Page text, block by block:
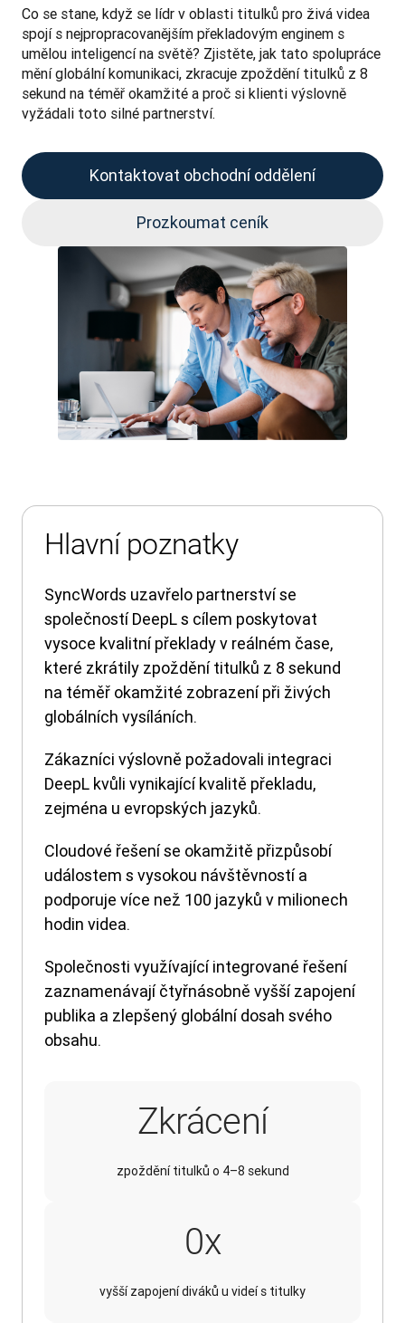
Co se stane, když se lídr v oblasti titulků pro živá videa
spojí s nejpropracovanějším překladovým enginem s
umělou inteligencí na světě? Zjistěte, jak tato spolupráce
mění globální komunikaci, zkracuje zpoždění titulků z 8
sekund na téměř okamžité a proč si klienti výslovně
vyžádali toto silné partnerství.
Kontaktovat obchodní oddělení
Prozkoumat ceník
Hlavní poznatky
SyncWords uzavřelo partnerství se
společností DeepL s cílem poskytovat
vysoce kvalitní překlady v reálném čase,
které zkrátily zpoždění titulků z 8 sekund
na téměř okamžité zobrazení při živých
globálních vysíláních.
Zákazníci výslovně požadovali integraci
DeepL kvůli vynikající kvalitě překladu,
zejména u evropských jazyků.
Cloudové řešení se okamžitě přizpůsobí
událostem s vysokou návštěvností a
podporuje více než 100 jazyků v milionech
hodin videa.
Společnosti využívající integrované řešení
zaznamenávají čtyřnásobně vyšší zapojení
publika a zlepšený globální dosah svého
obsahu.
Zkrácení
zpoždění titulků o 4–8 sekund
0x4x
vyšší zapojení diváků u videí s titulky